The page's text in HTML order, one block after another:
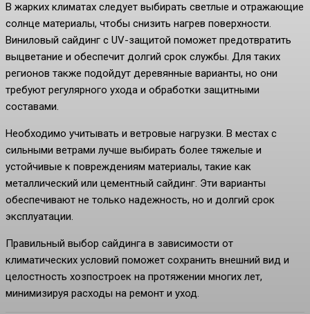
В жарких климатах следует выбирать светлые и отражающие
солнце материалы, чтобы снизить нагрев поверхности.
Виниловый сайдинг с UV-защитой поможет предотвратить
выцветание и обеспечит долгий срок службы. Для таких
регионов также подойдут деревянные варианты, но они
требуют регулярного ухода и обработки защитными
составами.
Необходимо учитывать и ветровые нагрузки. В местах с
сильными ветрами лучше выбирать более тяжелые и
устойчивые к повреждениям материалы, такие как
металлический или цементный сайдинг. Эти варианты
обеспечивают не только надежность, но и долгий срок
эксплуатации.
Правильный выбор сайдинга в зависимости от
климатических условий поможет сохранить внешний вид и
целостность хозпостроек на протяжении многих лет,
минимизируя расходы на ремонт и уход.